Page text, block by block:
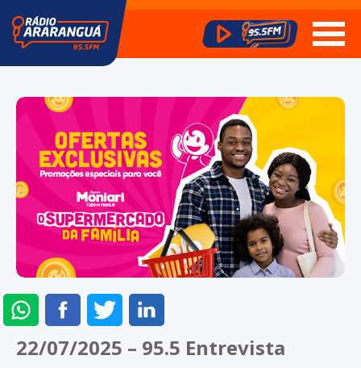
ENVIAR
NO
WHATSAPP
COMPARTILHAR
NO
FACEBOOK
COMPARTILHAR
NO
TWITTERLINKEDIN
22/07/2025 – 95.5 Entrevista